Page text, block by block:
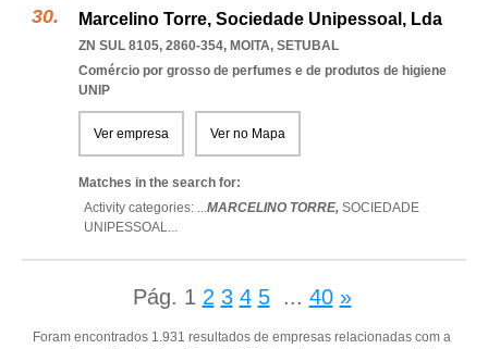
Marcelino Torre, Sociedade Unipessoal, Lda
ZN SUL 8105, 2860-354, MOITA, SETUBAL
Comércio por grosso de perfumes e de produtos de higiene
UNIP
Ver empresa Ver no Mapa
Matches in the search for:
Activity categories: ...MARCELINO TORRE, SOCIEDADE
UNIPESSOAL...
Pág. 1 2 3 4 5 ... 40 »
Foram encontrados 1.931 resultados de empresas relacionadas com a